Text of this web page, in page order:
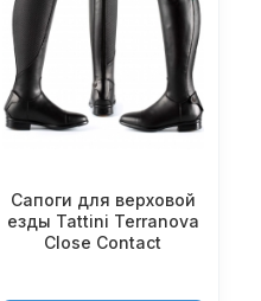
Сапоги для верховой
езды Tattini Terranova
Close Contact